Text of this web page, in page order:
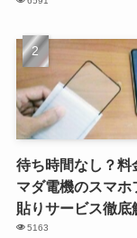
待ち時間なし？料
マダ電機のスマホ
貼りサービス徹底
5163